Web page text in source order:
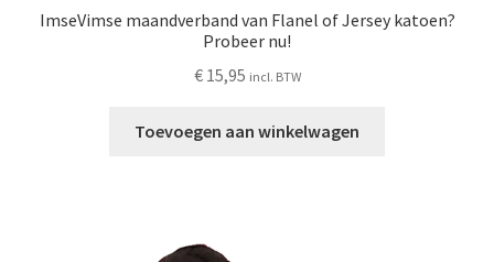
ImseVimse maandverband van Flanel of Jersey katoen?
Probeer nu!
€15,95 incl. BTW
Toevoegen aan winkelwagen